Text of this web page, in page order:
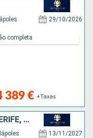
29/10/2026
389 € +Taxas
completa
ITÁLIA, FRANÇA, ESPANHA, TENERIFE, BRASIL
13/11/2027